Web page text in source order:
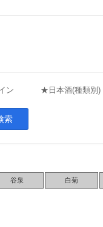
ン ★日本酒(種類別)
谷泉 白菊